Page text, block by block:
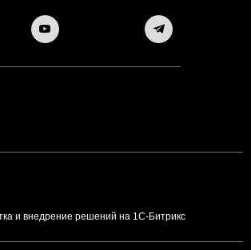
и внедрение решений на 1С-Битрикс